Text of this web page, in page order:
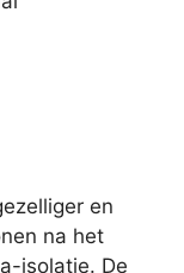
en
na het
isolatie. De